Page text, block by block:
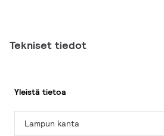
Tekniset tiedot
Yleistä tietoa
Lampun kanta